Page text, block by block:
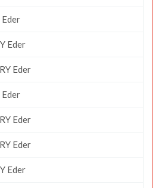
Eder
Eder
Eder
Eder
Eder
Eder
Eder